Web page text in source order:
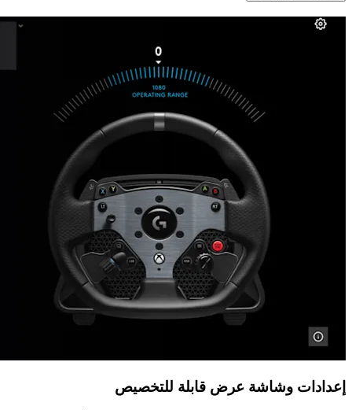
إعدادات وشاشة عرض قابلة للتخصيص